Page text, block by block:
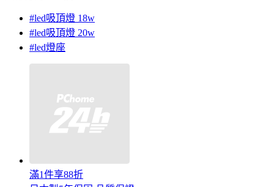
#led吸頂燈 18w
#led吸頂燈 20w
#led燈座
滿1件享88折